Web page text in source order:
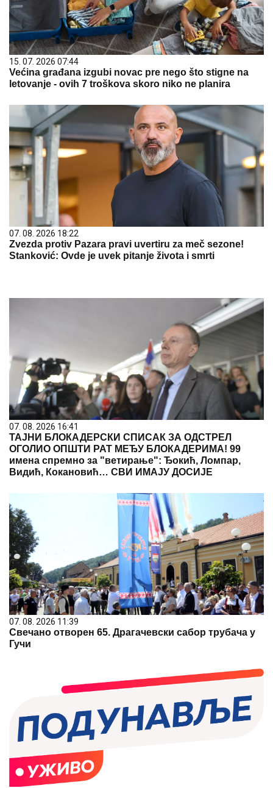
15. 07. 2026 07:44
Većina građana izgubi novac pre nego što stigne na
letovanje - ovih 7 troškova skoro niko ne planira
07. 08. 2026 18:22
Zvezda protiv Pazara pravi uvertiru za meč sezone!
Stanković: Ovde je uvek pitanje života i smrti
07. 08. 2026 16:41
ТАЈНИ БЛОКАДЕРСКИ СПИСАК ЗА ОДСТРЕЛ
ОГОЛИО ОПШТИ РАТ МЕЂУ БЛОКАДЕРИМА! 99
имена спремно за "ветирање": Ђокић, Ломпар,
Видић, Кокановић… СВИ ИМАЈУ ДОСИЈЕ
07. 08. 2026 11:39
Свечано отворен 65. Драгачевски сабор трубача у
Гучи